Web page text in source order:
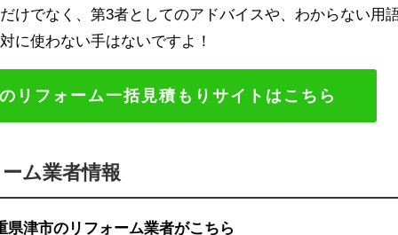
けでなく、第3者としてのアドバイスや、わからない用
に使わない手はないですよ！
リフォーム一括見積もりサイトはこちら
ム業者情報
県津市のリフォーム業者がこちら